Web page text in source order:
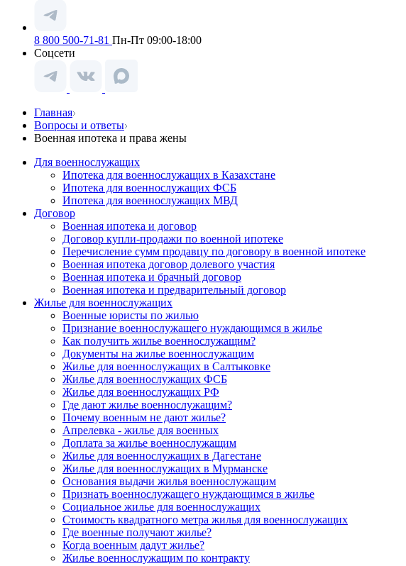
8 800 500-71-81 Пн-Пт 09:00-18:00
Соцсети
Главная
Вопросы и ответы
Военная ипотека и права жены
Для военнослужащих
Ипотека для военнослужащих в Казахстане
Ипотека для военнослужащих ФСБ
Ипотека для военнослужащих МВД
Договор
Военная ипотека и договор
Договор купли-продажи по военной ипотеке
Перечисление сумм продавцу по договору в военной ипотеке
Военная ипотека договор долевого участия
Военная ипотека и брачный договор
Военная ипотека и предварительный договор
Жилье для военнослужащих
Военные юристы по жилью
Признание военнослужащего нуждающимся в жилье
Как получить жилье военнослужащим?
Документы на жилье военнослужащим
Жилье для военнослужащих в Салтыковке
Жилье для военнослужащих ФСБ
Жилье для военнослужащих РФ
Где дают жилье военнослужащим?
Почему военным не дают жилье?
Апрелевка - жилье для военных
Доплата за жилье военнослужащим
Жилье для военнослужащих в Дагестане
Жилье для военнослужащих в Мурманске
Основания выдачи жилья военнослужащим
Признать военнослужащего нуждающимся в жилье
Социальное жилье для военнослужащих
Стоимость квадратного метра жилья для военнослужащих
Где военные получают жилье?
Когда военным дадут жилье?
Жилье военнослужащим по контракту